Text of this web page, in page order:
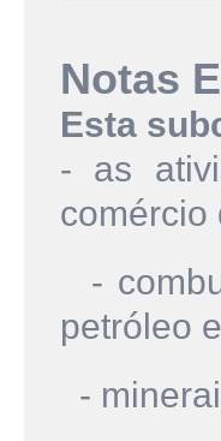
Notas
Esta
- as
comércio
-
petróleo
-